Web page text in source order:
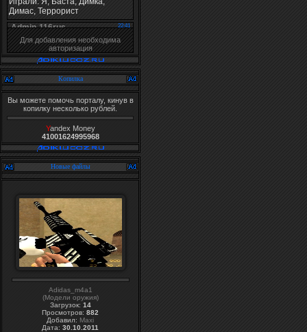
Для добавления необходима
авторизация
Копилка
Вы можете помочь порталу, кинув в
копилку несколько рублей.
Yandex Money
41001624995968
Новые файлы
Adidas_m4a1
(Модели оружия)
Загрузок: 14
Просмотров: 882
Добавил: Maxi
Дата: 30.10.2011